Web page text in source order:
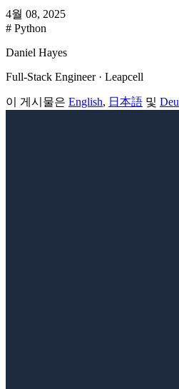
4월 08, 2025
# Python
Daniel Hayes
Full-Stack Engineer · Leapcell
이 게시물은 English, 日本語 및